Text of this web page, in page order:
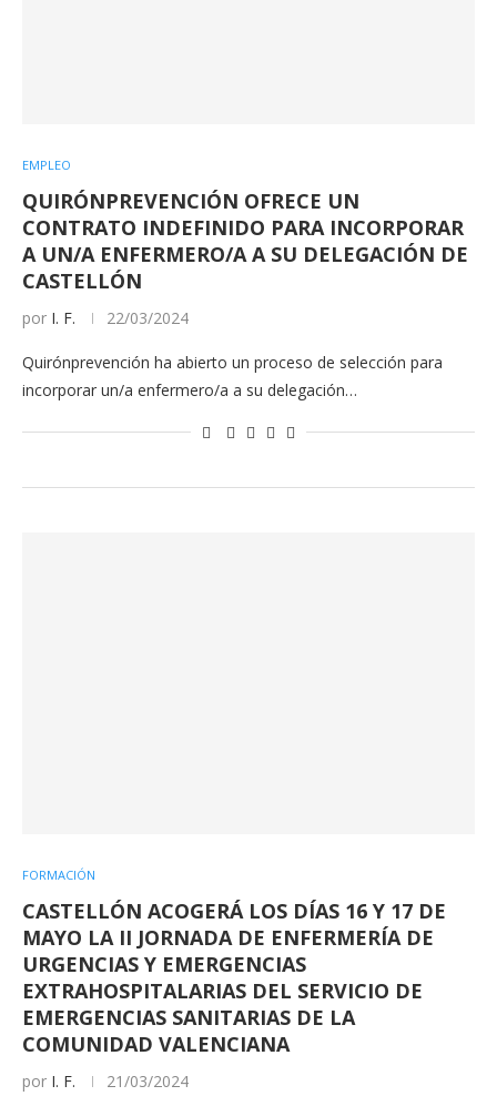
EMPLEO
QUIRÓNPREVENCIÓN OFRECE UN
CONTRATO INDEFINIDO PARA INCORPORAR
A UN/A ENFERMERO/A A SU DELEGACIÓN DE
CASTELLÓN
por I. F. 22/03/2024
Quirónprevención ha abierto un proceso de selección para
incorporar un/a enfermero/a a su delegación…
FORMACIÓN
CASTELLÓN ACOGERÁ LOS DÍAS 16 Y 17 DE
MAYO LA II JORNADA DE ENFERMERÍA DE
URGENCIAS Y EMERGENCIAS
EXTRAHOSPITALARIAS DEL SERVICIO DE
EMERGENCIAS SANITARIAS DE LA
COMUNIDAD VALENCIANA
por I. F. 21/03/2024